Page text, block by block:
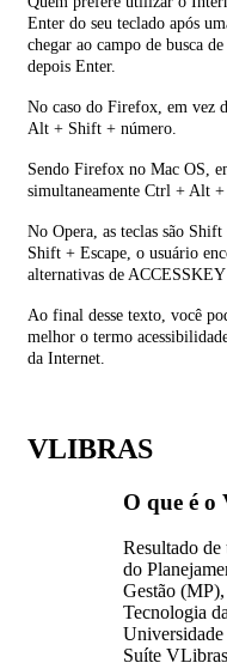
Enter do seu teclado após
chegar ao campo de busca
depois Enter.
No caso do Firefox, em vez
Alt + Shift + número.
Sendo Firefox no Mac OS,
simultaneamente Ctrl + Alt +
No Opera, as teclas são
Shift + Escape, o usuário
alternativas de ACCESSKEY
Ao final desse texto, você
melhor o termo
da Internet.
VLIBRAS
O que é
Resultado
do
Gestão
Tecnologia
Suíte